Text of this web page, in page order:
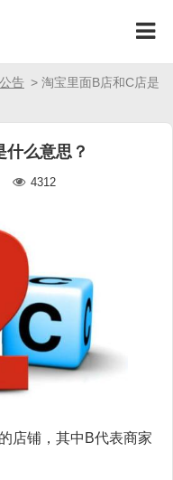
告 > 淘宝里面B店和C店是
么意思？
4312
店铺，其中B代表商家